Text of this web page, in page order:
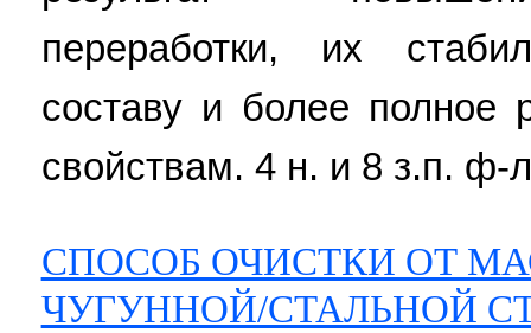
переработки, их
составу и более полное
свойствам. 4 н. и 8 з.п. ф-
СПОСОБ ОЧИСТКИ ОТ
ЧУГУННОЙ/СТАЛЬНОЙ